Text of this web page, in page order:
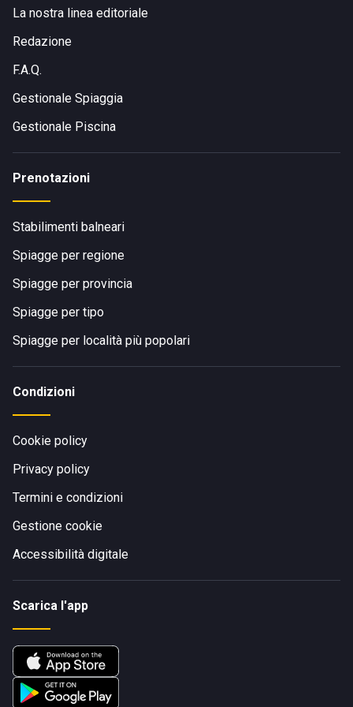
La nostra linea editoriale
Redazione
F.A.Q.
Gestionale Spiaggia
Gestionale Piscina
Prenotazioni
Stabilimenti balneari
Spiagge per regione
Spiagge per provincia
Spiagge per tipo
Spiagge per località più popolari
Condizioni
Cookie policy
Privacy policy
Termini e condizioni
Gestione cookie
Accessibilità digitale
Scarica l'app